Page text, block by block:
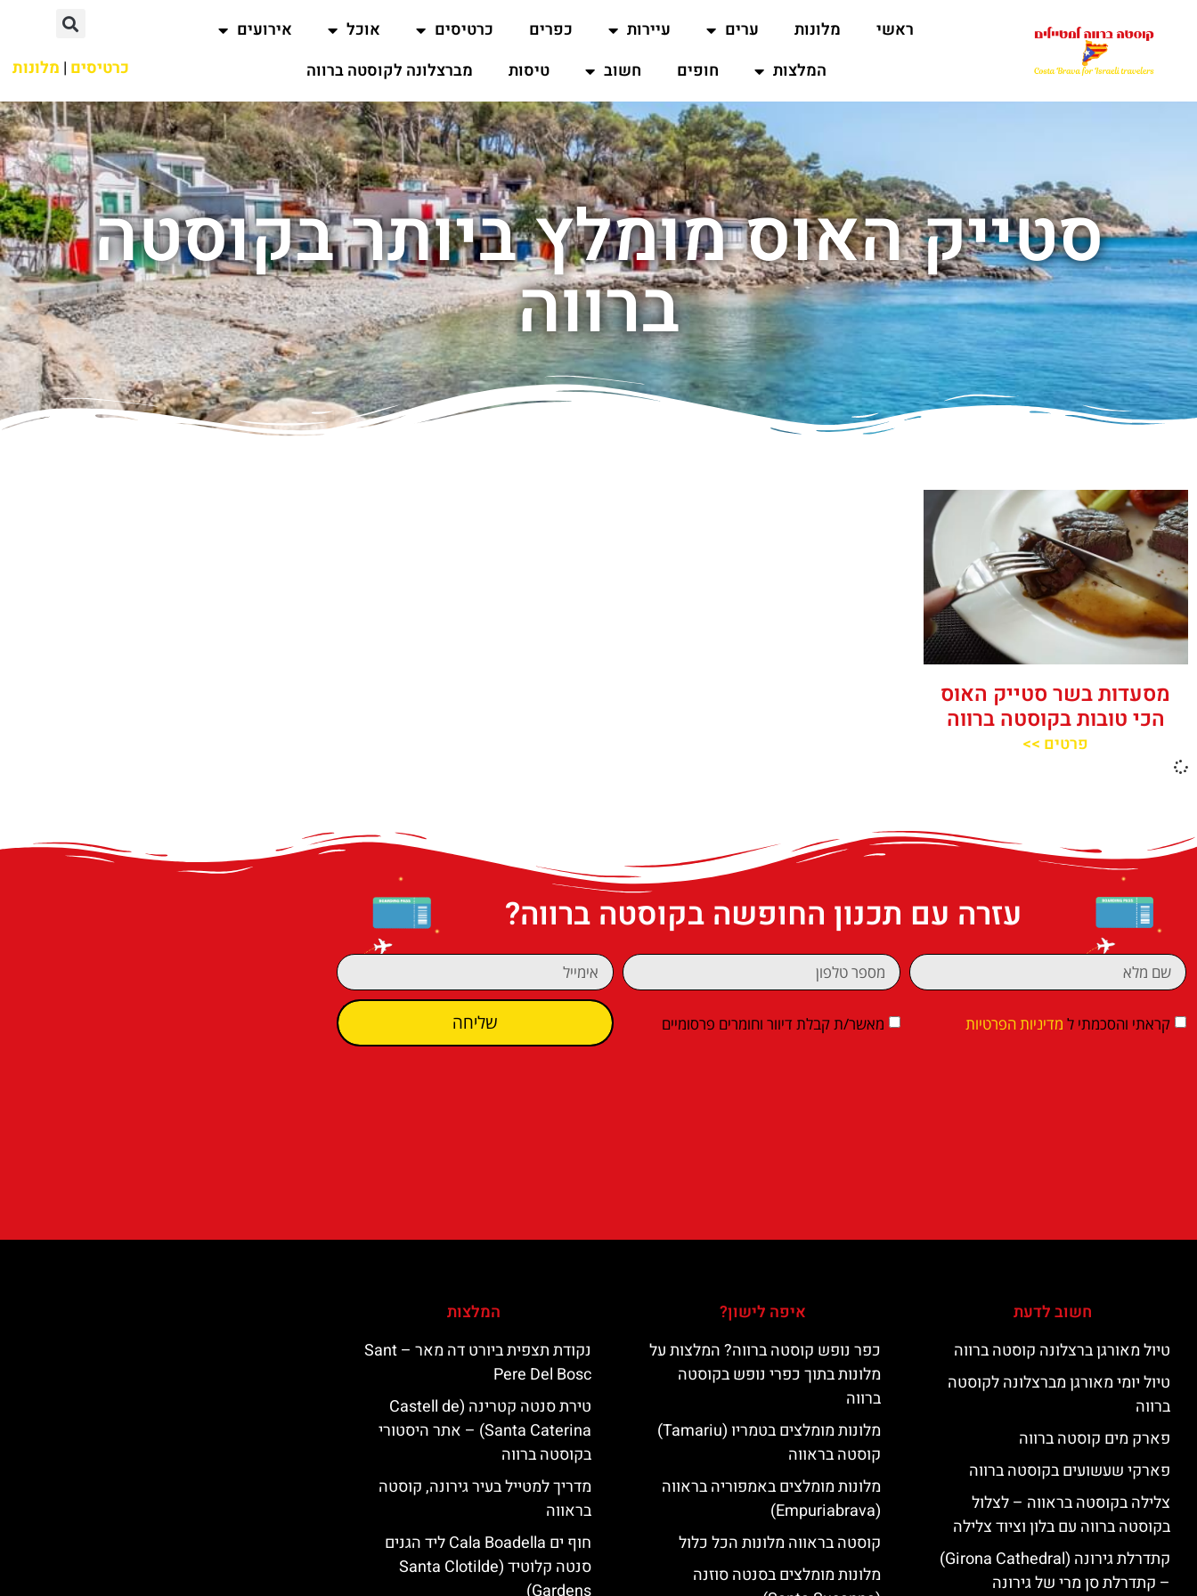
ראשי מלונות ערים עיירות כפרים כרטיסים אוכל
אירועים
המלצות
חופים חשוב טיסות מברצלונה לקוסטה ברווה כרטיסים | מלונות
סטייק האוס מומלץ ביותר בקוסטה
ברווה
מסעדות בשר סטייק האוס
הכי טובות בקוסטה ברווה
פרטים >>
עזרה עם תכנון החופשה בקוסטה ברווה?
קראתי והסכמתי ל מדיניות הפרטיות מאשר/ת קבלת דיוור וחומרים פרסומיים שליחה
חשוב לדעת
טיול מאורגן ברצלונה קוסטה ברווה
טיול יומי מאורגן מברצלונה לקוסטה
ברווה
פארק מים קוסטה ברווה
פארקי שעשועים בקוסטה ברווה
צלילה בקוסטה בראווה – לצלול
בקוסטה ברווה עם בלון וציוד צלילה
קתדרלת גירונה (Girona Cathedral)
– קתדרלת סן מרי של גירונה
איפה לישון?
כפר נופש קוסטה ברווה? המלצות על
מלונות בתוך כפרי נופש בקוסטה
ברווה
מלונות מומלצים בטמריו (Tamariu)
קוסטה בראווה
מלונות מומלצים באמפוריה בראווה
(Empuriabrava)
קוסטה בראווה מלונות הכל כלול
מלונות מומלצים בסנטה סוזנה
המלצות
נקודת תצפית ביורט דה מאר – Sant
Pere Del Bosc
טירת סנטה קטרינה (Castell de
Santa Caterina) – אתר היסטורי
בקוסטה ברווה
מדריך למטייל בעיר גירונה, קוסטה
בראווה
חוף ים Cala Boadella ליד הגנים
סנטה קלוטיד (Santa Clotilde